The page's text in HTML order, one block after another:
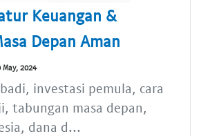
Keuangan &
Depan Aman
2024
investasi pemula, cara
tabungan masa depan,
dana d...